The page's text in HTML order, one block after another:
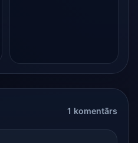
1 komentārs